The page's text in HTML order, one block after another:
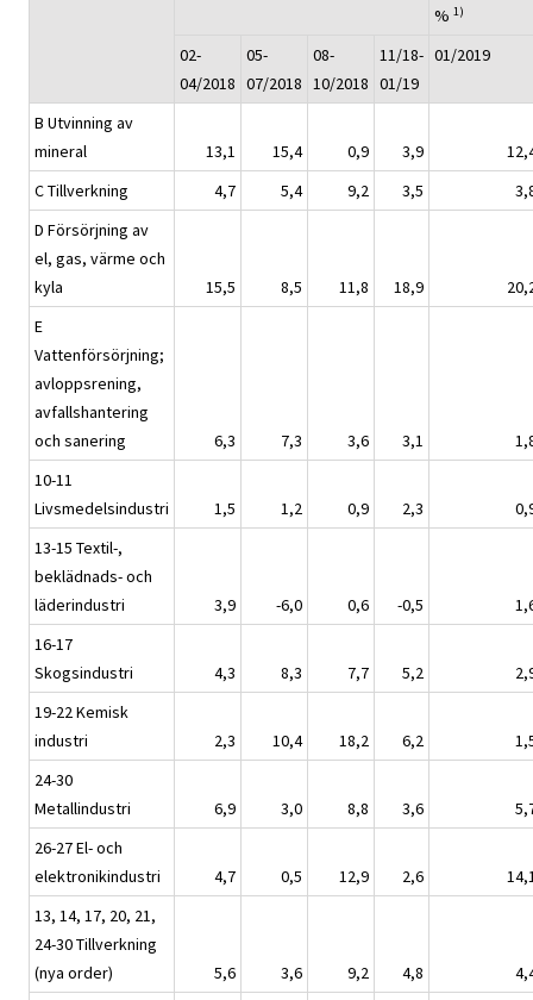
% 1)
02-
04/2018
05-
07/2018
08-
10/2018
11/18-
01/19
01/2019
B Utvinning av
mineral
13,1 15,4 0,9 3,9
C Tillverkning
4,7 5,4 9,2 3,5
D Försörjning av
el, gas, värme och
kyla
15,5 8,5 11,8 18,9
E
Vattenförsörjning;
avloppsrening,
avfallshantering
och sanering
6,3 7,3 3,6 3,1
10-11
Livsmedelsindustri
1,5 1,2 0,9 2,3
13-15 Textil-,
beklädnads- och
läderindustri
3,9 -6,0 0,6 -0,5
16-17
Skogsindustri
4,3 8,3 7,7 5,2
19-22 Kemisk
industri
2,3 10,4 18,2 6,2
24-30
Metallindustri
6,9 3,0 8,8 3,6
26-27 El- och
elektronikindustri
4,7 0,5 12,9 2,6
13, 14, 17, 20, 21,
24-30 Tillverkning
(nya order)
5,6 3,6 9,2 4,8